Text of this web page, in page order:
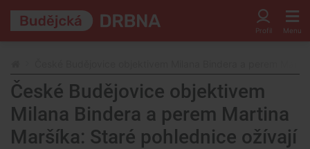
České Budějovice objektivem
Milana Bindera a perem Martina
Maršíka: Staré pohlednice ožívají